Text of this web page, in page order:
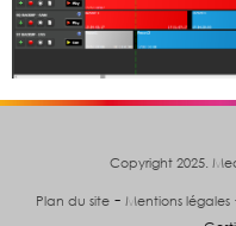
Copyright 2025.
Plan du site - Mentions légales